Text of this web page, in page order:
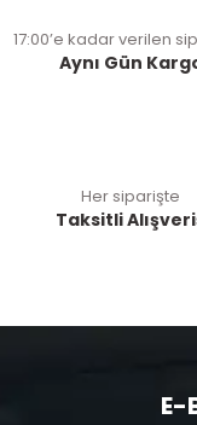
17:00’e kadar verilen
Aynı Gün
Her siparişte
Taksitli
E-